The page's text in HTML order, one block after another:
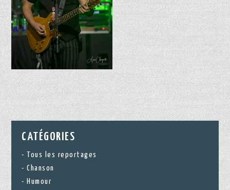
CATÉGORIES
Tous les reportages
Chanson
Humour